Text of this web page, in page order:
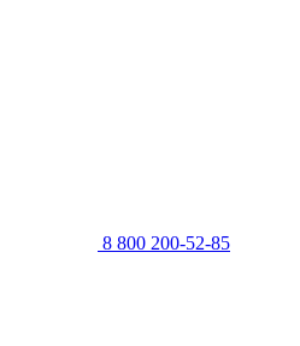
8 800 200-52-85